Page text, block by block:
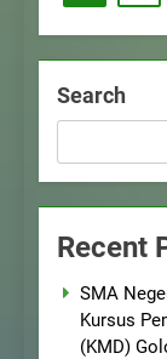
Search
Recent
SMA
Kursus
(KMD)